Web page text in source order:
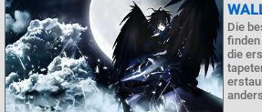
Die
finden
die